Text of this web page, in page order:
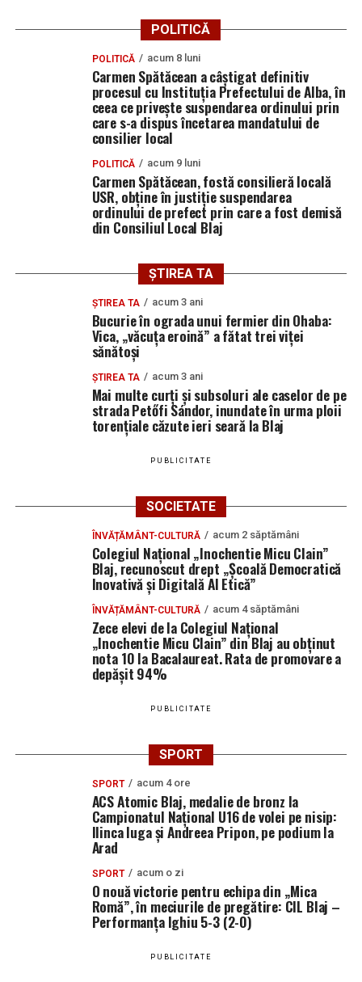
POLITICĂ
POLITICĂ acum 8 luni
Carmen Spătăcean a câștigat definitiv
procesul cu Instituția Prefectului de Alba, în
ceea ce privește suspendarea ordinului prin
care s-a dispus încetarea mandatului de
consilier local
POLITICĂ acum 9 luni
Carmen Spătăcean, fostă consilieră locală
USR, obține în justiție suspendarea
ordinului de prefect prin care a fost demisă
din Consiliul Local Blaj
ȘTIREA TA
ȘTIREA TA acum 3 ani
Bucurie în ograda unui fermier din Ohaba:
Vica, „văcuța eroină” a fătat trei viței
sănătoși
ȘTIREA TA acum 3 ani
Mai multe curți și subsoluri ale caselor de pe
strada Petőfi Sándor, inundate în urma ploii
torențiale căzute ieri seară la Blaj
PUBLICITATE
SOCIETATE
ÎNVĂȚĂMÂNT-CULTURĂ acum 2 săptămâni
Colegiul Național „Inochentie Micu Clain”
Blaj, recunoscut drept „Școală Democratică
Inovativă și Digitală AI Etică”
ÎNVĂȚĂMÂNT-CULTURĂ acum 4 săptămâni
Zece elevi de la Colegiul Național
„Inochentie Micu Clain” din Blaj au obținut
nota 10 la Bacalaureat. Rata de promovare a
depășit 94%
PUBLICITATE
SPORT
SPORT acum 4 ore
ACS Atomic Blaj, medalie de bronz la
Campionatul Național U16 de volei pe nisip:
Ilinca Iuga și Andreea Pripon, pe podium la
Arad
SPORT acum o zi
O nouă victorie pentru echipa din „Mica
Romă”, în meciurile de pregătire: CIL Blaj –
Performanța Ighiu 5-3 (2-0)
PUBLICITATE